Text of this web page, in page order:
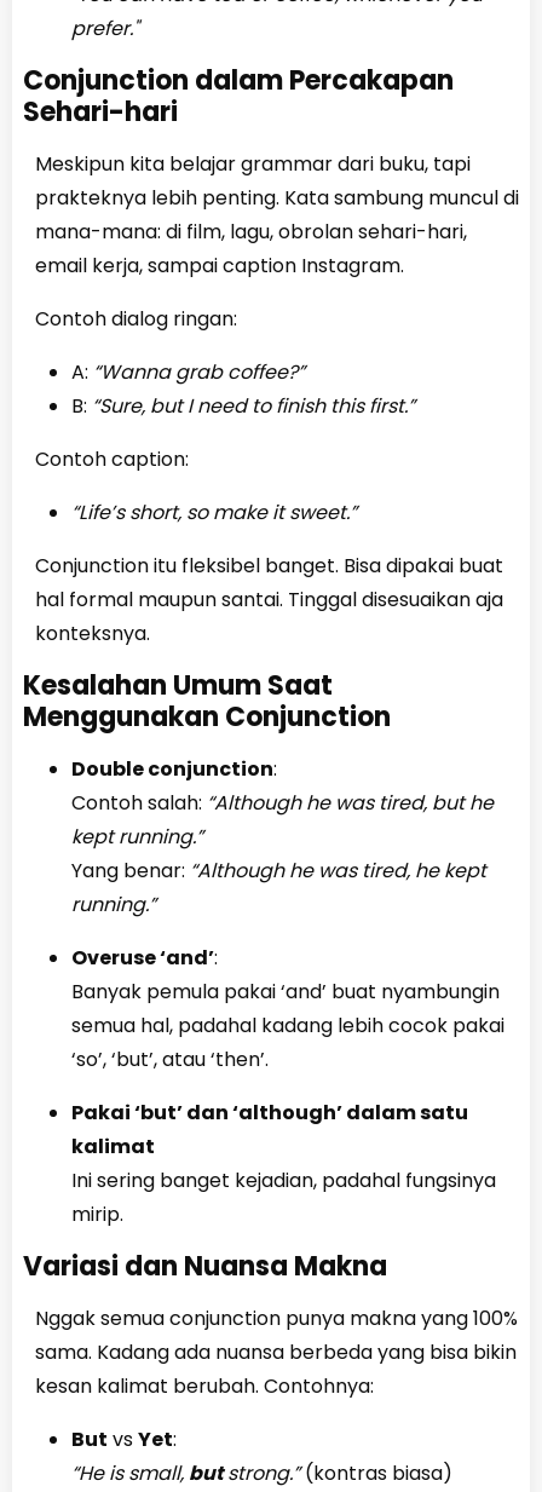
prefer."
Conjunction dalam Percakapan
Sehari-hari
Meskipun kita belajar grammar dari buku, tapi
prakteknya lebih penting. Kata sambung muncul di
mana-mana: di film, lagu, obrolan sehari-hari,
email kerja, sampai caption Instagram.
Contoh dialog ringan:
A: “Wanna grab coffee?”
B: “Sure, but I need to finish this first.”
Contoh caption:
“Life’s short, so make it sweet.”
Conjunction itu fleksibel banget. Bisa dipakai buat
hal formal maupun santai. Tinggal disesuaikan aja
konteksnya.
Kesalahan Umum Saat
Menggunakan Conjunction
Double conjunction:
Contoh salah: “Although he was tired, but he
kept running.”
Yang benar: “Although he was tired, he kept
running.”
Overuse ‘and’:
Banyak pemula pakai ‘and’ buat nyambungin
semua hal, padahal kadang lebih cocok pakai
‘so’, ‘but’, atau ‘then’.
Pakai ‘but’ dan ‘although’ dalam satu
kalimat
Ini sering banget kejadian, padahal fungsinya
mirip.
Variasi dan Nuansa Makna
Nggak semua conjunction punya makna yang 100%
sama. Kadang ada nuansa berbeda yang bisa bikin
kesan kalimat berubah. Contohnya:
But vsYet:
“He is small, butstrong.”(kontras biasa)